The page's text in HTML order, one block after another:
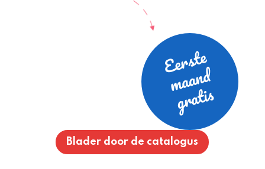
Blader door de catalogus